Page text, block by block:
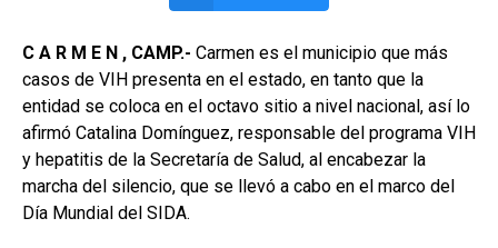
C A R M E N , CAMP.- Carmen es el municipio que más
casos de VIH presenta en el estado, en tanto que la
entidad se coloca en el octavo sitio a nivel nacional, así lo
afirmó Catalina Domínguez, responsable del programa VIH
y hepatitis de la Secretaría de Salud, al encabezar la
marcha del silencio, que se llevó a cabo en el marco del
Día Mundial del SIDA.